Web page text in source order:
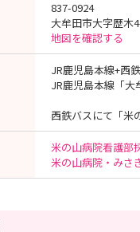
837-0924
大牟田市大字歴木
地図を確認する
JR鹿児島本線+西
JR鹿児島本線「大
西鉄バスにて「
米の山病院看護部
米の山病院・み